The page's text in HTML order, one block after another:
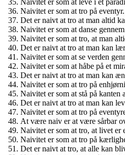
Naivitet er som at tro på eventyr.
Det er naivt at tro at man altid
Naivitet er som at danse
Naivitet er som at tro, at man
Det er naivt at tro at man kan
Naivitet er som at se verden
Naivitet er som at håbe på et
Det er naivt at tro at man kan
Naivitet er som at tro på
Naivitet er som at stå på kanten
Det er naivt at tro at man kan
Naivitet er som at tro på
At være naiv er at være sårbar
Naivitet er som at tro, at livet er
Naivitet er som at tro på
Det er naivt at tro, at alle kan